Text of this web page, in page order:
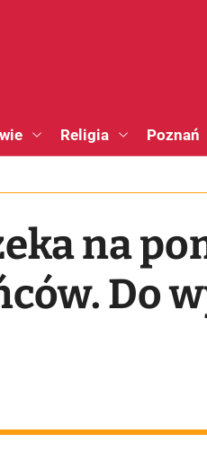
Religia Poznań
na
Do